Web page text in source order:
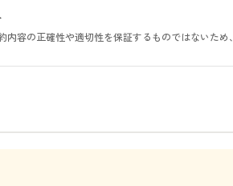
容の正確性や適切性を保証するものではないため